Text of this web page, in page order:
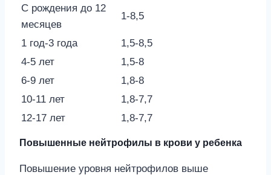
С рождения до 12
месяцев
1-8,5
1 год-3 года
1,5-8,5
4-5 лет
1,5-8
6-9 лет
1,8-8
10-11 лет
1,8-7,7
12-17 лет
1,8-7,7
Повышенные нейтрофилы в крови у ребенка
Повышение уровня нейтрофилов выше